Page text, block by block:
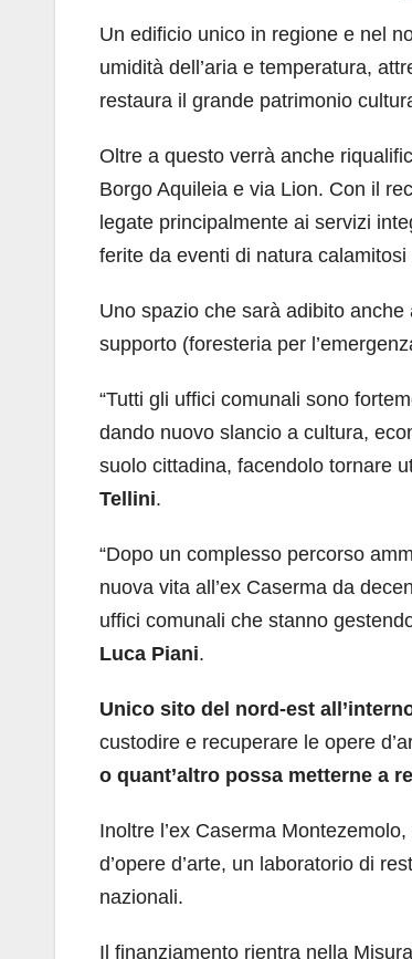
Un edificio unico in regione e nel
umidità dell’aria e temperatura,
restaura il grande patrimonio
Oltre a questo verrà anche
Borgo Aquileia e via Lion. Con il
legate principalmente ai servizi
ferite da eventi di natura
Uno spazio che sarà adibito
supporto (foresteria per
“Tutti gli uffici comunali sono
dando nuovo slancio a cultura,
suolo cittadina, facendolo tornare
Tellini.
“Dopo un complesso percorso
nuova vita all’ex Caserma da
uffici comunali che stanno
Luca Piani.
Unico sito del nord-est
custodire e recuperare le opere
o quant’altro possa metterne a
Inoltre l’ex Caserma
d’opere d’arte, un laboratorio di
nazionali.
Il finanziamento rientra nella